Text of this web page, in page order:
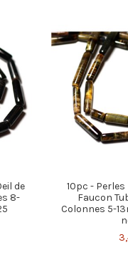
de
8-
10pc - Perles
Faucon
Colonnes 5-